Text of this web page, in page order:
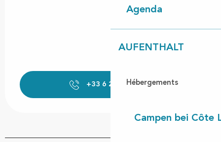
Agenda
AUFENTHALT
Hébergements
Campen bei Côte
+33 6 21 46 37▒▒